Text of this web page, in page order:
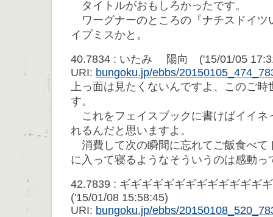
タイトルがおもしろかったです。
ワーグナーのところの『ナチスドイツ
イプミスかと。
40.7834 : いたみ 陽向 ('15/01/05
URI: bungoku.jp/ebbs/
上っ面は見たくないんですよ、このご時
す。
これをフェイスブックに書けばイイネ
れるんだと思いますよ。
消費して次の瞬間に忘れてご飯食べて
に入って寝るようなそういうのは感動っ
42.7839 : ギギギギギギギギギギギギ
('15/01/08 15:58:45)
URI: bungoku.jp/ebbs/